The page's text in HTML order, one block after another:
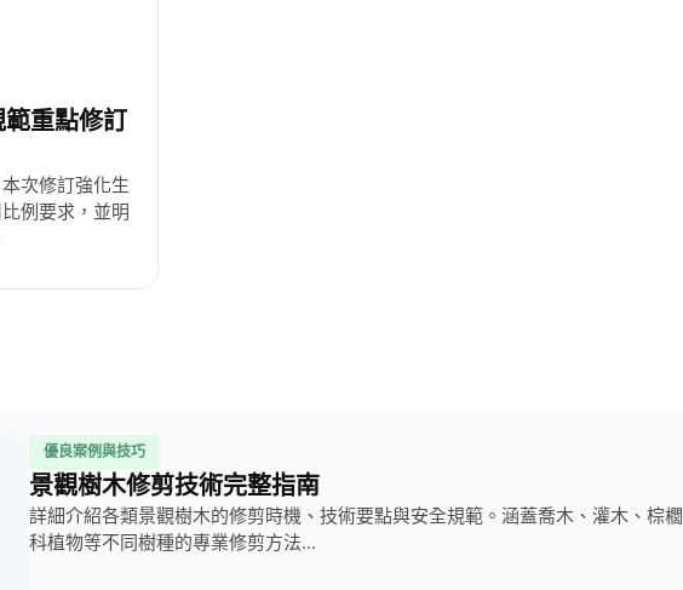
重點修訂
次修訂強化生
例要求，並明
優良案例與技巧
景觀樹木修剪技術完整指南
詳細介紹各類景觀樹木的修剪時機、技術要點與安全規範。涵蓋喬木、灌木、棕櫚
科植物等不同樹種的專業修剪方法...